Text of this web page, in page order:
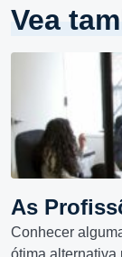
Vea
As
Conhecer
ótima alternativa